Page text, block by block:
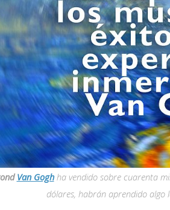
Van Gogh ha vendido sobre cuarenta
dólares, habrán aprendido algo